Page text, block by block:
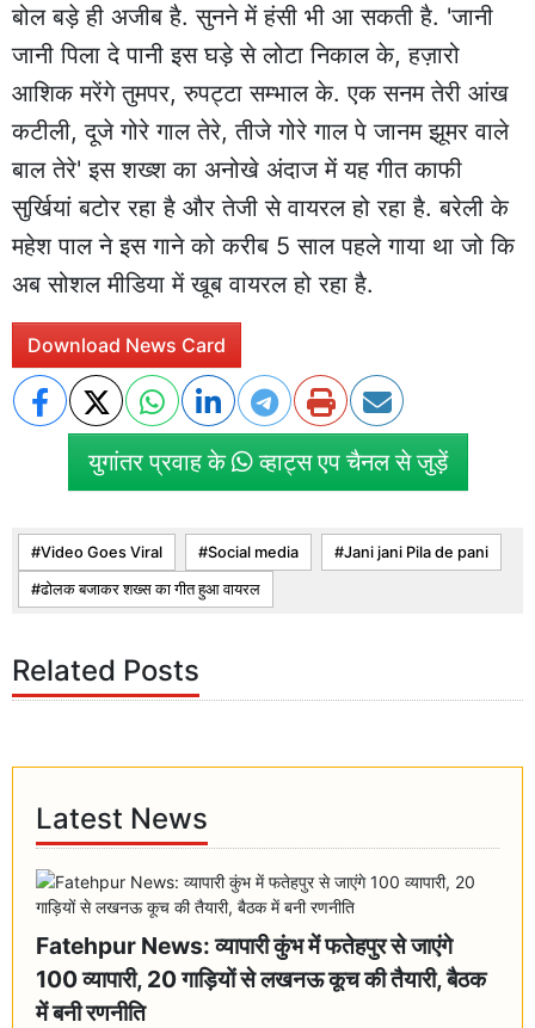
बोल बड़े ही अजीब है. सुनने में हंसी भी आ सकती है. 'जानी
जानी पिला दे पानी इस घड़े से लोटा निकाल के, हज़ारो
आशिक मरेंगे तुमपर, रुपट्टा सम्भाल के. एक सनम तेरी आंख
कटीली, दूजे गोरे गाल तेरे, तीजे गोरे गाल पे जानम झूमर वाले
बाल तेरे' इस शख्श का अनोखे अंदाज में यह गीत काफी
सुर्खियां बटोर रहा है और तेजी से वायरल हो रहा है. बरेली के
महेश पाल ने इस गाने को करीब 5 साल पहले गाया था जो कि
अब सोशल मीडिया में खूब वायरल हो रहा है.
Download News Card
युगांतर प्रवाह के व्हाट्स एप चैनल से जुड़ें
Video Goes Viral Social media Jani jani Pila de pani
ढोलक बजाकर शख्स का गीत हुआ वायरल
Related Posts
Latest News
Fatehpur News: व्यापारी कुंभ में फतेहपुर से जाएंगे
100 व्यापारी, 20 गाड़ियों से लखनऊ कूच की तैयारी, बैठक
में बनी रणनीति